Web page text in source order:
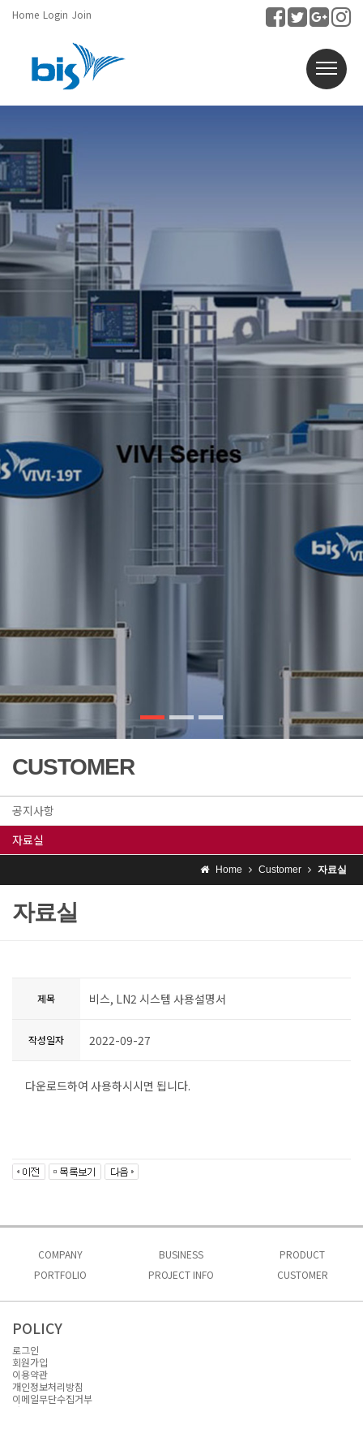
Home Login Join
CUSTOMER
공지사항
자료실
Home Customer 자료실
자료실
제목 비스, LN2 시스템 사용설명서
작성일자 2022-09-27
다운로드하여 사용하시시면 됩니다.
COMPANY
인사말
오시는길
BUSINESS
사업소개
PRODUCT
제품소개 1
PORTFOLIO
PROJECT INFO
CUSTOMER
POLICY
로그인
회원가입
이용약관
개인정보처리방침
이메일무단수집거부
자료실